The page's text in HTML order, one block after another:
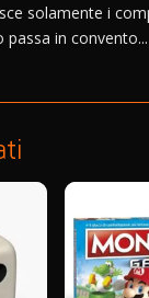
solamente i
passa in